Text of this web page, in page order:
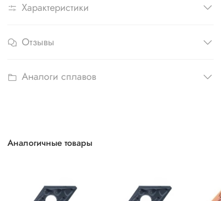
Характеристики
Отзывы
Аналоги сплавов
Аналогичные товары